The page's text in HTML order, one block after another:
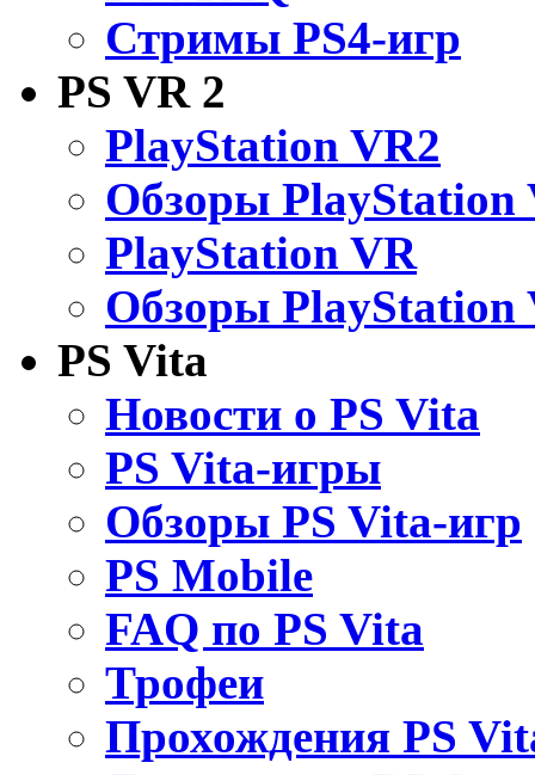
Стримы PS4-игр
PS VR 2
PlayStation VR2
Обзоры PlayStation
PlayStation VR
Обзоры PlayStation
PS Vita
Новости о PS Vita
PS Vita-игры
Обзоры PS Vita-игр
PS Mobile
FAQ по PS Vita
Трофеи
Прохождения PS